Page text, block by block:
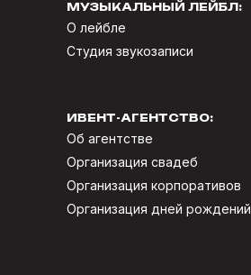
ИВЕНТ-АГЕНТСТВО:
Об агентстве
Организация свадеб
Организация корпоративов
Организация дней рождений
МУЗЫКАЛЬНЫЙ ЛЕЙБЛ:
О лейбле
Студия звукозаписи